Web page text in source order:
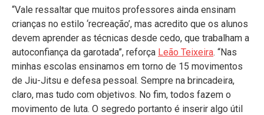
“Vale ressaltar que muitos professores ainda ensinam
crianças no estilo ‘recreação’, mas acredito que os alunos
devem aprender as técnicas desde cedo, que trabalham a
autoconfiança da garotada”, reforça Leão Teixeira. “Nas
minhas escolas ensinamos em torno de 15 movimentos
de Jiu-Jitsu e defesa pessoal. Sempre na brincadeira,
claro, mas tudo com objetivos. No fim, todos fazem o
movimento de luta. O segredo portanto é inserir algo útil